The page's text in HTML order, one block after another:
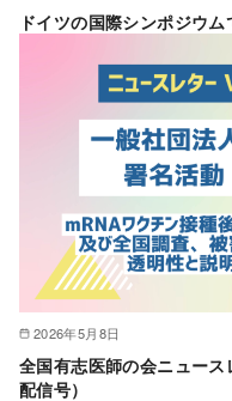
ドイツの国際シンポジウ
2026年5月8日
全国有志医師の会ニュー
配信号）